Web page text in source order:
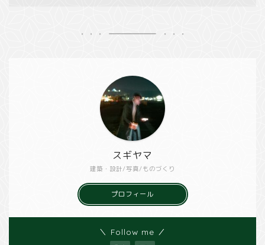
建築・設計/写真/ものづくり
スギヤマ
プロフィール
＼ Follow me ／